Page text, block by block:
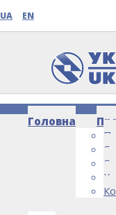
UA EN
Головна
НОВИНИ